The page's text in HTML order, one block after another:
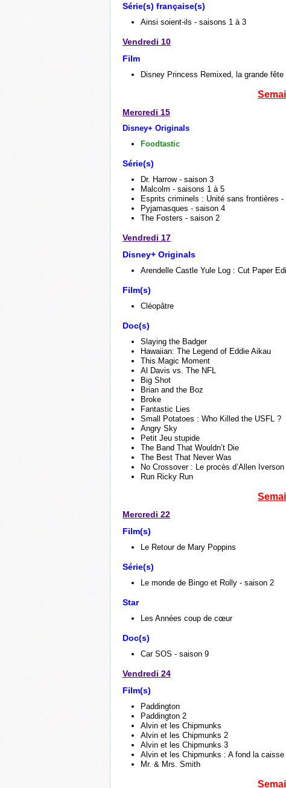
Série(s) française(s)
Ainsi soient-ils - saisons 1 à 3
Vendredi 10
Film
Disney Princess Remixed, la grande
Mercredi 15
Disney+ Originals
Foodtastic
Série(s)
Dr. Harrow - saison 3
Malcolm - saisons 1 à 5
Esprits criminels : Unité sans frontières
Pyjamasques - saison 4
The Fosters - saison 2
Vendredi 17
Disney+ Originals
Arendelle Castle Yule Log : Cut Paper
Film(s)
Cléopâtre
Doc(s)
Slaying the Badger
Hawaiian: The Legend of Eddie Aikau
This Magic Moment
Al Davis vs. The NFL
Big Shot
Brian and the Boz
Broke
Fantastic Lies
Small Potatoes : Who Killed the USFL ?
Angry Sky
Petit Jeu stupide
The Band That Wouldn’t Die
The Best That Never Was
No Crossover : Le procès d’Allen Iverson
Run Ricky Run
Mercredi 22
Film(s)
Le Retour de Mary Poppins
Série(s)
Le monde de Bingo et Rolly - saison 2
Star
Les Années coup de cœur
Doc(s)
Car SOS - saison 9
Vendredi 24
Film(s)
Paddington
Paddington 2
Alvin et les Chipmunks
Alvin et les Chipmunks 2
Alvin et les Chipmunks 3
Alvin et les Chipmunks : A fond la caisse
Mr. & Mrs. Smith